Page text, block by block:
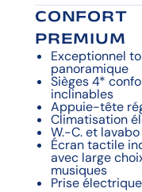
CONFORT
PREMIUM
Exceptionnel
panoramique
Sièges 4*
inclinables
Appuie-tête
Climatisation
W.-C. et lavabo
Écran tactile
avec large
musiques
Prise